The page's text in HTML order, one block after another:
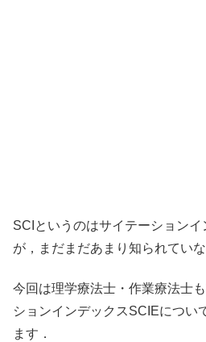
SCIというのはサイテーション
が，まだまだあまり知られてい
今回は理学療法士・作業療法士
ションインデックスSCIEについ
ます．